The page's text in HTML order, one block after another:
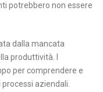
potrebbero non essere
dalla mancata
produttività. I
per comprendere e
aziendali.